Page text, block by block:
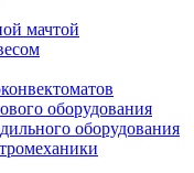
мачтой
оборудования
оборудования